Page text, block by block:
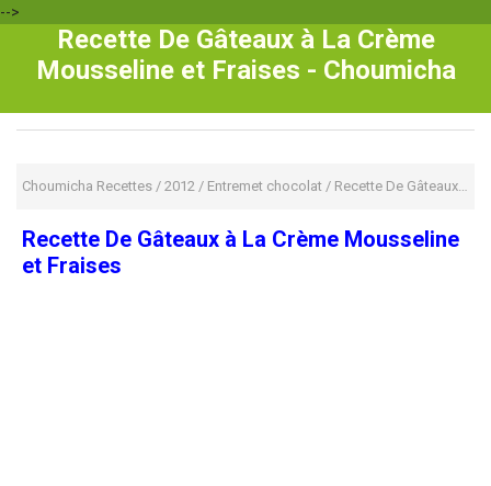
-->
Recette De Gâteaux à La Crème
Mousseline et Fraises - Choumicha
Choumicha Recettes / 2012 / Entremet chocolat / Recette De Gâteaux à La Crème Mousseline et Fraises
Recette De Gâteaux à La Crème Mousseline
et Fraises